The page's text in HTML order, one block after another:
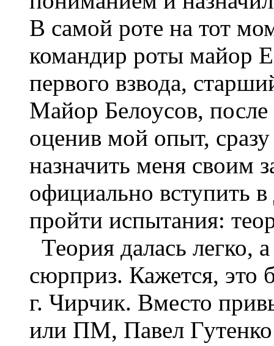
В самой роте на тот
командир роты майор
первого взвода,
Майор Белоусов, после
оценив мой опыт,
назначить меня своим
официально вступить
пройти испытания:
Теория далась легко,
сюрприз. Кажется, это
г. Чирчик. Вместо
или ПМ, Павел Гутенко